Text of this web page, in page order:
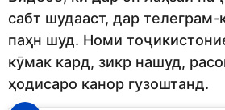
сабт шудааст, дар
паҳн шуд. Номи
кӯмак кард, зикр нашуд,
ҳодисаро канор гузоштанд.